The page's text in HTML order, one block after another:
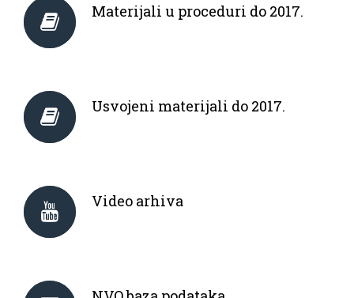
Materijali u proceduri do 2017.
Usvojeni materijali do 2017.
Video arhiva